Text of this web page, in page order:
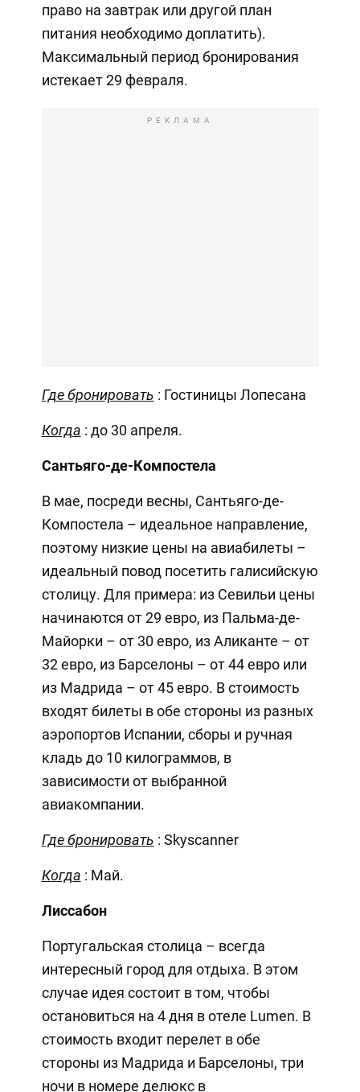
право на завтрак или другой план
питания необходимо доплатить).
Максимальный период бронирования
истекает 29 февраля.
РЕКЛАМА
Где бронировать : Гостиницы Лопесана
Когда : до 30 апреля.
Сантьяго-де-Компостела
В мае, посреди весны, Сантьяго-де-
Компостела – идеальное направление,
поэтому низкие цены на авиабилеты –
идеальный повод посетить галисийскую
столицу. Для примера: из Севильи цены
начинаются от 29 евро, из Пальма-де-
Майорки – от 30 евро, из Аликанте – от
32 евро, из Барселоны – от 44 евро или
из Мадрида – от 45 евро. В стоимость
входят билеты в обе стороны из разных
аэропортов Испании, сборы и ручная
кладь до 10 килограммов, в
зависимости от выбранной
авиакомпании.
Где бронировать : Skyscanner
Когда : Май.
Лиссабон
Португальская столица – всегда
интересный город для отдыха. В этом
случае идея состоит в том, чтобы
остановиться на 4 дня в отеле Lumen. В
стоимость входит перелет в обе
стороны из Мадрида и Барселоны, три
ночи в номере делюкс в